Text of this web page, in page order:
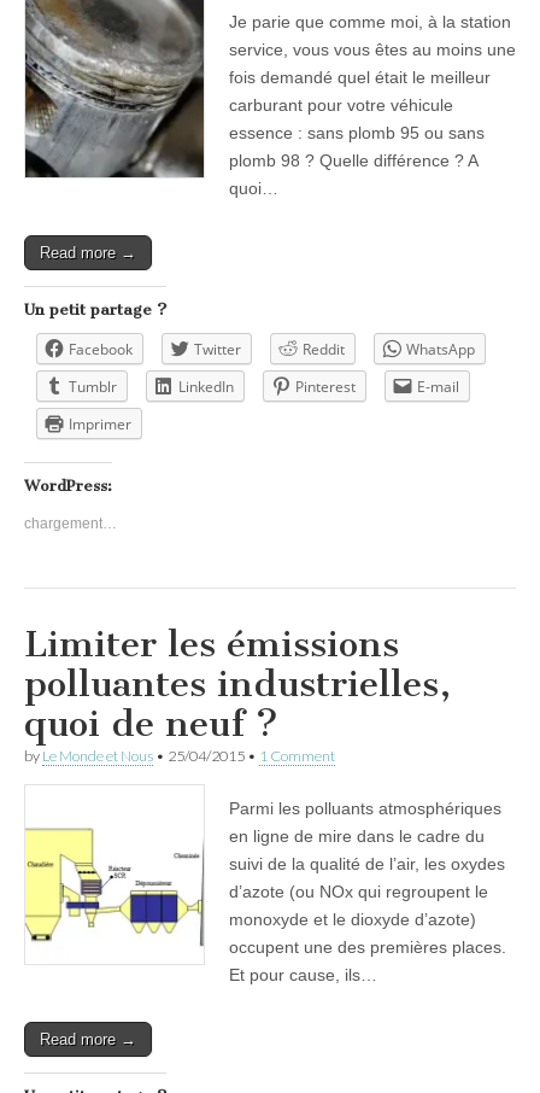
Je parie que comme moi, à la station
service, vous vous êtes au moins une
fois demandé quel était le meilleur
carburant pour votre véhicule
essence : sans plomb 95 ou sans
plomb 98 ? Quelle différence ? A
quoi…
Read more →
Un petit partage ?
Facebook Twitter Reddit
WhatsApp
Tumblr
LinkedIn Pinterest
E-mail
Imprimer
WordPress:
chargement…
Limiter les émissions
polluantes industrielles,
quoi de neuf ?
by Le Monde et Nous • 25/04/2015 • 1 Comment
Parmi les polluants atmosphériques
en ligne de mire dans le cadre du
suivi de la qualité de l’air, les oxydes
d’azote (ou NOx qui regroupent le
monoxyde et le dioxyde d’azote)
occupent une des premières places.
Et pour cause, ils…
Read more →